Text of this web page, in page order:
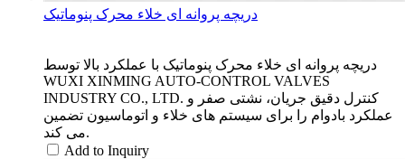
دریچه پروانه ای خلاء محرک پنوماتیک
دریچه پروانه ای خلاء محرک پنوماتیک با عملکرد بالا توسط
WUXI XINMING AUTO-CONTROL VALVES
INDUSTRY CO., LTD. کنترل دقیق جریان، نشتی صفر و
عملکرد بادوام را برای سیستم های خلاء و اتوماسیون تضمین
می کند.
Add to Inquiry